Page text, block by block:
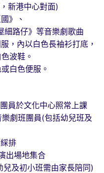
港中心對面)
》、
路仔》等音樂劇歌曲
，內以白色長袖衫打底，
波鞋。
色便服。
員於文化中心照常上課
劇班團員(包括幼兒班及
地集合
需由家長陪同)